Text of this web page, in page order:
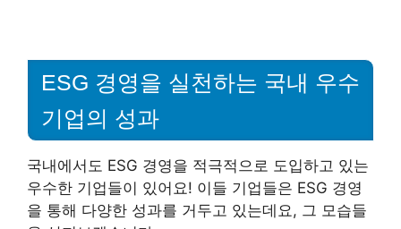
ESG 경영을 실천하는 국내 우수
기업의 성과
국내에서도 ESG 경영을 적극적으로 도입하고 있는
우수한 기업들이 있어요! 이들 기업들은 ESG 경영
을 통해 다양한 성과를 거두고 있는데요, 그 모습들